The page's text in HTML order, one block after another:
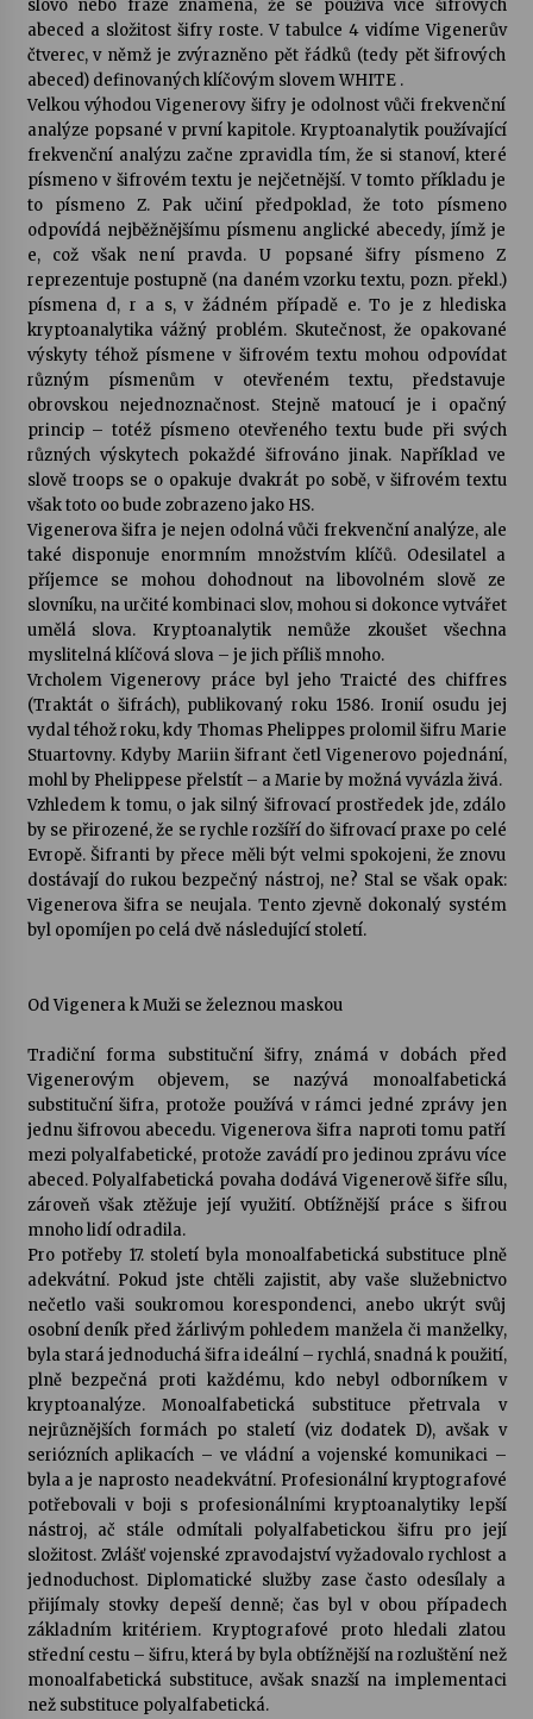
slovo nebo fráze znamená, že se používá více šifrových
abeced a složitost šifry roste. V tabulce 4 vidíme Vigenerův
čtverec, v němž je zvýrazněno pět řádků (tedy pět šifrových
abeced) definovaných klíčovým slovem WHITE .
Velkou výhodou Vigenerovy šifry je odolnost vůči frekvenční
analýze popsané v první kapitole. Kryptoanalytik používající
frekvenční analýzu začne zpravidla tím, že si stanoví, které
písmeno v šifrovém textu je nejčetnější. V tomto příkladu je
to písmeno Z. Pak učiní předpoklad, že toto písmeno
odpovídá nejběžnějšímu písmenu anglické abecedy, jímž je
e, což však není pravda. U popsané šifry písmeno Z
reprezentuje postupně (na daném vzorku textu, pozn. překl.)
písmena d, r a s, v žádném případě e. To je z hlediska
kryptoanalytika vážný problém. Skutečnost, že opakované
výskyty téhož písmene v šifrovém textu mohou odpovídat
různým písmenům v otevřeném textu, představuje
obrovskou nejednoznačnost. Stejně matoucí je i opačný
princip – totéž písmeno otevřeného textu bude při svých
různých výskytech pokaždé šifrováno jinak. Například ve
slově troops se o opakuje dvakrát po sobě, v šifrovém textu
však toto oo bude zobrazeno jako HS.
Vigenerova šifra je nejen odolná vůči frekvenční analýze, ale
také disponuje enormním množstvím klíčů. Odesilatel a
příjemce se mohou dohodnout na libovolném slově ze
slovníku, na určité kombinaci slov, mohou si dokonce vytvářet
umělá slova. Kryptoanalytik nemůže zkoušet všechna
myslitelná klíčová slova – je jich příliš mnoho.
Vrcholem Vigenerovy práce byl jeho Traicté des chiffres
(Traktát o šifrách), publikovaný roku 1586. Ironií osudu jej
vydal téhož roku, kdy Thomas Phelippes prolomil šifru Marie
Stuartovny. Kdyby Mariin šifrant četl Vigenerovo pojednání,
mohl by Phelippese přelstít – a Marie by možná vyvázla živá.
Vzhledem k tomu, o jak silný šifrovací prostředek jde, zdálo
by se přirozené, že se rychle rozšíří do šifrovací praxe po celé
Evropě. Šifranti by přece měli být velmi spokojeni, že znovu
dostávají do rukou bezpečný nástroj, ne? Stal se však opak:
Vigenerova šifra se neujala. Tento zjevně dokonalý systém
byl opomíjen po celá dvě následující století.
Od Vigenera k Muži se železnou maskou
Tradiční forma substituční šifry, známá v dobách před
Vigenerovým objevem, se nazývá monoalfabetická
substituční šifra, protože používá v rámci jedné zprávy jen
jednu šifrovou abecedu. Vigenerova šifra naproti tomu patří
mezi polyalfabetické, protože zavádí pro jedinou zprávu více
abeced. Polyalfabetická povaha dodává Vigenerově šifře sílu,
zároveň však ztěžuje její využití. Obtížnější práce s šifrou
mnoho lidí odradila.
Pro potřeby 17. století byla monoalfabetická substituce plně
adekvátní. Pokud jste chtěli zajistit, aby vaše služebnictvo
nečetlo vaši soukromou korespondenci, anebo ukrýt svůj
osobní deník před žárlivým pohledem manžela či manželky,
byla stará jednoduchá šifra ideální – rychlá, snadná k použití,
plně bezpečná proti každému, kdo nebyl odborníkem v
kryptoanalýze. Monoalfabetická substituce přetrvala v
nejrůznějších formách po staletí (viz dodatek D), avšak v
seriózních aplikacích – ve vládní a vojenské komunikaci –
byla a je naprosto neadekvátní. Profesionální kryptografové
potřebovali v boji s profesionálními kryptoanalytiky lepší
nástroj, ač stále odmítali polyalfabetickou šifru pro její
složitost. Zvlášť vojenské zpravodajství vyžadovalo rychlost a
jednoduchost. Diplomatické služby zase často odesílaly a
přijímaly stovky depeší denně; čas byl v obou případech
základním kritériem. Kryptografové proto hledali zlatou
střední cestu – šifru, která by byla obtížnější na rozluštění než
monoalfabetická substituce, avšak snazší na implementaci
než substituce polyalfabetická.